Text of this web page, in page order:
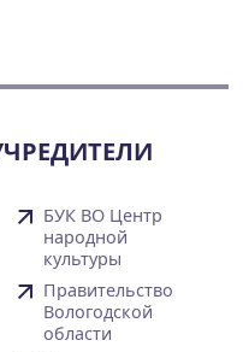
БУК ВО Центр
народной
культуры
Правительство
Вологодской
области